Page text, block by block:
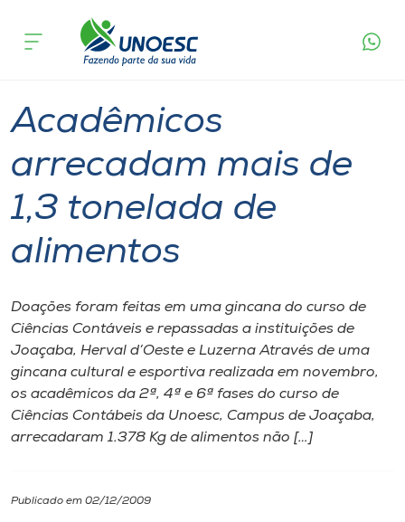
Cursos
Atendimento ao Estudante
Portal de Ensino
A
Internacionalização
I.nova
Diplomados
acontece
Acadêmicos
arrecadam mais de
1,3 tonelada de
alimentos
Doações foram feitas em uma gincana do curso de
Ciências Contáveis e repassadas a instituições de
Joaçaba, Herval d’Oeste e Luzerna Através de uma
gincana cultural e esportiva realizada em novembro,
os acadêmicos da 2ª, 4ª e 6ª fases do curso de
Ciências Contábeis da Unoesc, Campus de Joaçaba,
arrecadaram 1.378 Kg de alimentos não […]
Publicado em 02/12/2009